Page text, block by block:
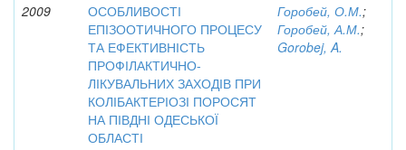
2009
ОСОБЛИВОСТІ
ЕПІЗООТИЧНОГО ПРОЦЕСУ
ТА ЕФЕКТИВНІСТЬ
ПРОФІЛАКТИЧНО-
ЛІКУВАЛЬНИХ ЗАХОДІВ ПРИ
КОЛІБАКТЕРІОЗІ ПОРОСЯТ
НА ПІВДНІ ОДЕСЬКОЇ
ОБЛАСТІ
Горобей, О.М.;
Горобей, А.М.;
Gorobej, A.